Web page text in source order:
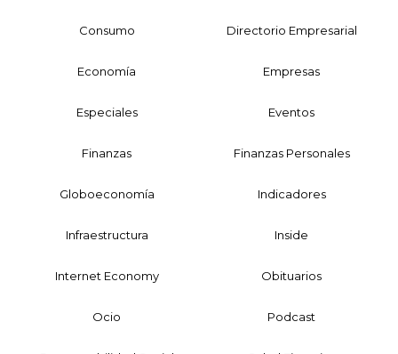
Consumo Directorio Empresarial
Economía Empresas
Especiales Eventos
Finanzas Finanzas Personales
Globoeconomía Indicadores
Infraestructura Inside
Internet Economy Obituarios
Ocio Podcast